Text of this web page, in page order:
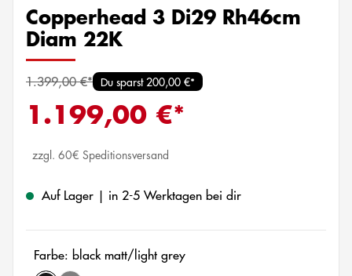
Copperhead 3 Di29 Rh46cm
Diam 22K
1.399,00 €* Du sparst 200,00 €*
1.199,00 €*
zzgl. 60€ Speditionsversand
Auf Lager | in 2-5 Werktagen bei dir
Farbe: black matt/light grey